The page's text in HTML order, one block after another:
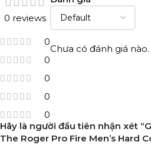
0 reviews
0
0
0
0
0
Chưa có đánh giá nào.
Hãy là người đầu tiên nhận xét
The Roger Pro Fire Men’s Hard